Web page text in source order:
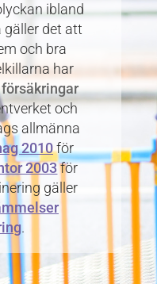
ibland
gäller det att
och bra
har
och
allmänna
2010för
2003för
gäller
.